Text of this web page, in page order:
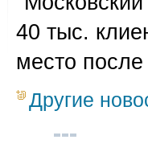
40 тыс.
место
Другие